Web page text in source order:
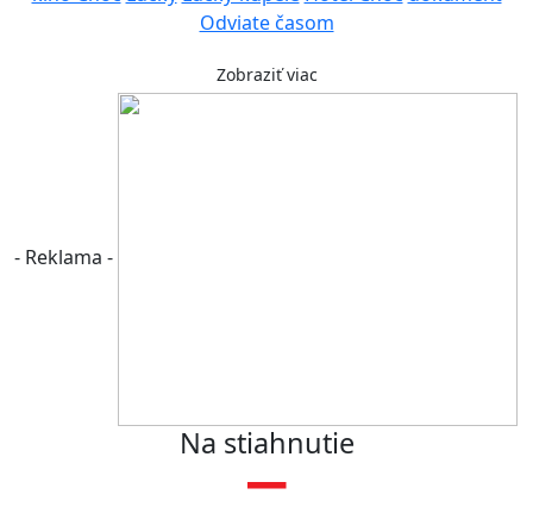
Odviate časom
Zobraziť viac
- Reklama -
Na stiahnutie